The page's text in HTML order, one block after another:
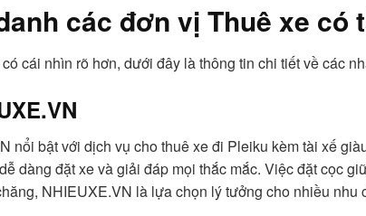
các đơn vị Thuê xe có
cái nhìn rõ hơn, dưới đây là thông tin chi tiết về các
nổi bật với dịch vụ cho thuê xe đi Pleiku kèm tài xế
dàng đặt xe và giải đáp mọi thắc mắc. Việc đặt cọc
NHIEUXE.VN là lựa chọn lý tưởng cho nhiều nhu